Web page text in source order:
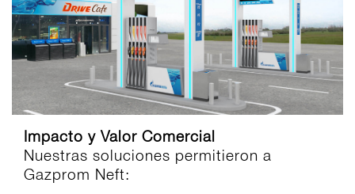
Impacto y Valor Comercial
Nuestras soluciones permitieron a
Gazprom Neft: